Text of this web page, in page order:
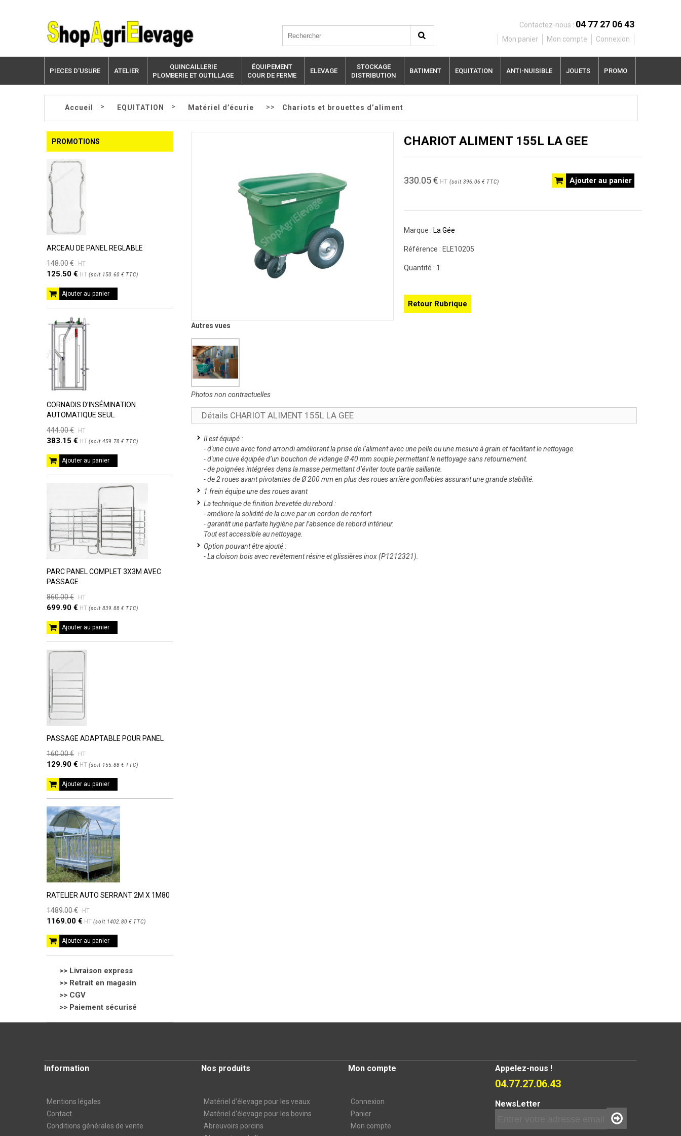
Contactez-nous : 04 77 27 06 43
Mon panier Mon compte Connexion
PIECES D'USURE ATELIER
QUINCAILLERIE
PLOMBERIE ET OUTILLAGE
ÉQUIPEMENT
COUR DE FERME
ELEVAGE
STOCKAGE
DISTRIBUTION
BATIMENT EQUITATION ANTI-NUISIBLE JOUETS PROMO
Accueil > EQUITATION > Matériel d’écurie >> Chariots et brouettes d’aliment
PROMOTIONS
ARCEAU DE PANEL REGLABLE
148.00 €
HT
125.50 € HT (soit 150.60 € TTC)
Ajouter au panier
CORNADIS D’INSÉMINATION
AUTOMATIQUE SEUL
444.00 €
HT
383.15 € HT (soit 459.78 € TTC)
Ajouter au panier
PARC PANEL COMPLET 3X3M AVEC
PASSAGE
860.00 €
HT
699.90 € HT (soit 839.88 € TTC)
Ajouter au panier
PASSAGE ADAPTABLE POUR PANEL
160.00 €
HT
129.90 € HT (soit 155.88 € TTC)
Ajouter au panier
RATELIER AUTO SERRANT 2M X 1M80
1489.00 €
HT
1169.00 € HT (soit 1402.80 € TTC)
Ajouter au panier
>> Livraison express
>> Retrait en magasin
>> CGV
>> Paiement sécurisé
Autres vues
Photos non contractuelles
CHARIOT ALIMENT 155L LA GEE
Ajouter au panier
330.05€ HT (soit 396.06 € TTC)
Marque : La Gée
Référence : ELE10205
Quantité : 1
Retour Rubrique
Détails CHARIOT ALIMENT 155L LA GEE
Il est équipé :
- d'une cuve avec fond arrondi améliorant la prise de l’aliment avec une pelle ou une mesure à grain et facilitant le nettoyage.
- d'une cuve équipée d’un bouchon de vidange Ø 40 mm souple permettant le nettoyage sans retournement.
- de poignées intégrées dans la masse permettant d’éviter toute partie saillante.
- de 2 roues avant pivotantes de Ø 200 mm en plus des roues arrière gonflables assurant une grande stabilité.
1 frein équipe une des roues avant
La technique de finition brevetée du rebord :
- améliore la solidité de la cuve par un cordon de renfort.
- garantit une parfaite hygiène par l’absence de rebord intérieur.
Tout est accessible au nettoyage.
Option pouvant être ajouté :
- La cloison bois avec revêtement résine et glissières inox (P1212321).
Information
Mentions légales
Contact
Conditions générales de vente
Nos produits
Matériel d’élevage pour les veaux
Matériel d'élevage pour les bovins
Abreuvoirs porcins
Mon compte
Connexion
Panier
Mon compte
Appelez-nous !
04.77.27.06.43
NewsLetter